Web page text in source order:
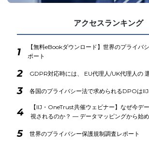
アクセスランキング
1
【無料eBookダウンロード】世界のプライバ
ポート
2 GDPR対応時には、 EU代理人/UK代理人の
3 各国のプライバシー法で求められるDPOはIIJ
4
【IIJ・OneTrust共催ウェビナー】なぜ今デ
視されるのか？ ― データマッピングから始
5 世界のプライバシー保護規制調査レポート